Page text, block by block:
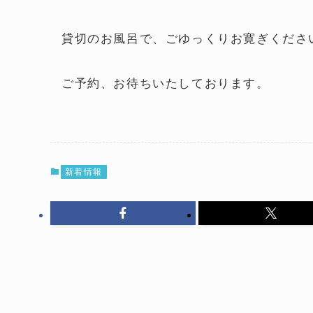
貸切のお風呂で、ごゆっくりお寛ぎくださ
ご予約、お待ちいたしております。
新着情報